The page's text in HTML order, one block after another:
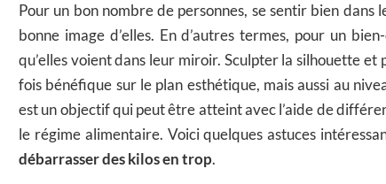
Pour un bon nombre de personnes, se sentir bien dans
bonne image d’elles. En d’autres termes, pour un
qu’elles voient dans leur miroir. Sculpter la silhouette et
fois bénéfique sur le plan esthétique, mais aussi au
est un objectif qui peut être atteint avec l’aide de
le régime alimentaire. Voici quelques astuces
débarrasser des kilos en trop.